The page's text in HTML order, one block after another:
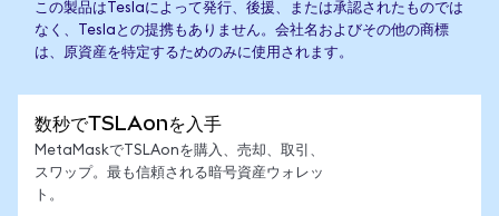
この製品はTeslaによって発行、後援、または承認されたものでは
なく、Teslaとの提携もありません。会社名およびその他の商標
は、原資産を特定するためのみに使用されます。
数秒でTSLAonを入手
MetaMaskでTSLAonを購入、売却、取引、
スワップ。最も信頼される暗号資産ウォレッ
ト。